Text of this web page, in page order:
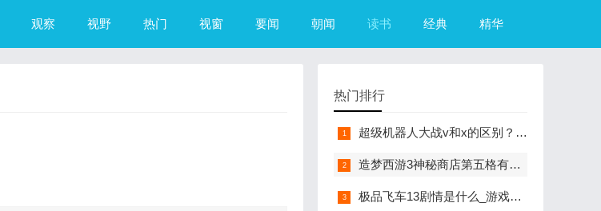
观察 视野 热门 视窗 要闻 朝闻 读书 经典 精华
热门排行
超级机器人大战v和x的区别？（超级机器人大战R）
造梦西游3神秘商店第五格有什么？（造梦西游3摇光石）
极品飞车13剧情是什么_游戏？（极品飞车13中文版）